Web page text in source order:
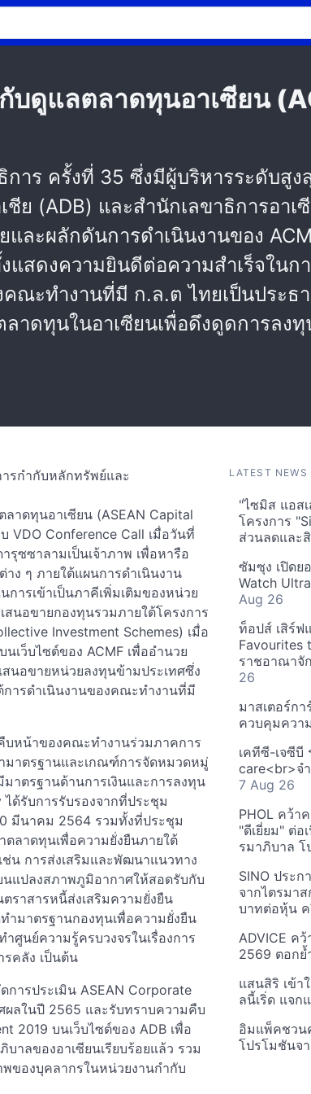
ดูแลตลาดทุนอาเซียน
การ ครั้งที่ 35 ซึ่งมีผู้บริหารระดับสู
ย (ADB) และสำนักเลขาธิการอาเ
ละผลักดันการดำเนินงานของ
ดงความยินดีต่อความสำเร็จในก
ณะทำงานที่มี ก.ล.ต ไทยเป็นประธ
าดทุนในอาเซียนเพื่อดึงดูดการลง
รกำกับหลักทรัพย์และ
าดทุนอาเซียน (ASEAN Capital
VDO Conference Call เมื่อวันที่
ซซาลามเป็นเจ้าภาพ เพื่อหารือ
ง ๆ ภายใต้แผนการดำเนินงาน
ารเข้าเป็นภาคีเพิ่มเติมของหน่วย
นอขายกองทุนรวมภายใต้โครงการ
Investment Schemes) เมื่อ
เว็บไซต์ของ ACMF เพื่ออำนวย
นอขายหน่วยลงทุนข้ามประเทศซึ่ง
การดำเนินงานของคณะทำงานที่มี
หน้าของคณะทำงานร่วมภาคการ
มาตรฐานและเกณฑ์การจัดหมวดหมู่
มาตรฐานด้านการเงินและการลงทุน
ด้รับการรับรองจากที่ประชุม
มีนาคม 2564 รวมทั้งที่ประชุม
ลาดทุนเพื่อความยั่งยืนภายใต้
ช่น การส่งเสริมและพัฒนาแนวทาง
นแปลงสภาพภูมิอากาศให้สอดรับกับ
ราสารหนี้ส่งเสริมความยั่งยืน
ำมาตรฐานกองทุนเพื่อความยั่งยืน
ศูนย์ความรู้ครบวงจรในเรื่องการ
รคลัง เป็นต้น
ารประเมิน ASEAN Corporate
ผลในปี 2565 และรับทราบความคืบ
2019 บนเว็บไซต์ของ ADB เพื่อ
าลของอาเซียนเรียบร้อยแล้ว รวม
ของบุคลากรในหน่วยงานกำกับ
LATEST NEWS
"ไซมิส แอส
โครงการ
ส่วนลดและ
ซัมซุง เปิดย
Watch
Aug 26
ท็อปส์ เสิร์ฟ
Favourites
ราชอาณาจั
26
มาสเตอร์ก
ควบคุมควา
เคทีซี-เจซีบี
care<br>จ
7 Aug 26
PHOL คว้า
"ดีเยี่ยม" ต่อ
รมาภิบาล โ
SINO ประ
จากไตรมา
บาทต่อหุ้น ค
ADVICE ค
2569 ตอกย้
แสนสิริ เข้า
ลนี้เริ่ด แจก
อิมแพ็คชวน
โปรโมชันจ